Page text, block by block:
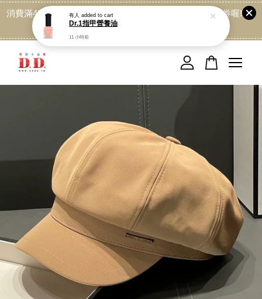
消費滿499免運喔, 記得加LINE:@dede168 領取專屬折扣券喔!
您的購物車目前還是空的。
繼續購物